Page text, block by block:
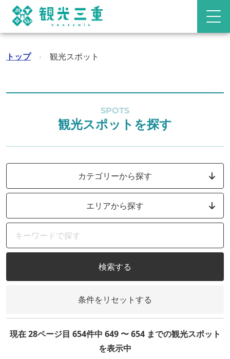
トップ › 観光スポット
SPOTS
観光スポットを探す
カテゴリーから探す
エリアから探す
検索する
条件をリセットする
現在 28ページ目 654件中 649 〜 654 までの観光スポット
を表示中